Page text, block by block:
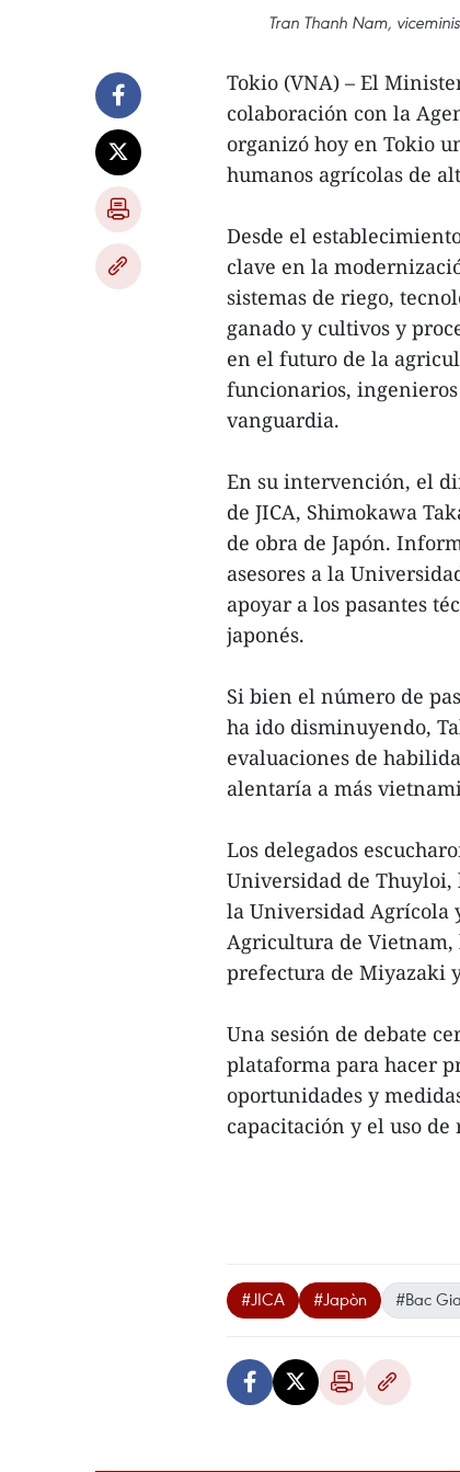
Tran Thanh Nam,
Tokio (VNA) – El
colaboración con la
organizó hoy en Tokio
humanos agrícolas de
Desde el
clave en la
sistemas de riego,
ganado y cultivos y
en el futuro de la
funcionarios,
vanguardia.
En su intervención, el
de JICA, Shimokawa
de obra de Japón.
asesores a la
apoyar a los pasantes
japonés.
Si bien el número de
ha ido disminuyendo,
evaluaciones de
alentaría a más
Los delegados
Universidad de
la Universidad Agrícola
Agricultura de Vietnam,
prefectura de Miyazaki
Una sesión de debate
plataforma para hacer
oportunidades y
capacitación y el uso de
#JICA #Japòn #Bac